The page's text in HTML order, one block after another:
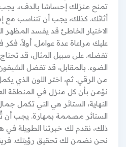
تمنح منزلك إحساسًا بالدفء. يجب
أثاثك. كذلك، يجب أن تتناسب مع
الاختيار الخاطئ قد يفسد المظهر
عليك مراعاة عدة عوامل. أولاً، فكر
تفضله. على سبيل المثال، قد
الضوء. بالمقابل، قد تفضل
من الرقي. ثم، اختر اللون الذي
نؤمن بأن كل منزل في المنطقة
النهاية، الستائر هي التي تكمل
الستائر مصممة بمهارة. يجب أن
ذلك، نقدم لك خبرتنا الطويلة في
نحن نضمن لك تحقيق رؤيتك.